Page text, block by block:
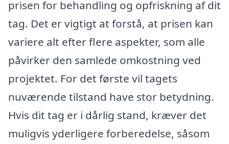
prisen for behandling og opfriskning af dit
tag. Det er vigtigt at forstå, at prisen kan
variere alt efter flere aspekter, som alle
påvirker den samlede omkostning ved
projektet. For det første vil tagets
nuværende tilstand have stor betydning.
Hvis dit tag er i dårlig stand, kræver det
muligvis yderligere forberedelse, såsom